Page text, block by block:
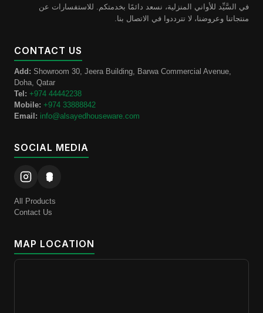
في السَّيِّد للأواني المنزلية، نسعد دائمًا بخدمتكم. للاستفسارات عن
منتجاتنا وعروضنا، لا تترددوا في الاتصال بنا.
CONTACT US
Add: Showroom 30, Jeera Building, Barwa Commercial Avenue,
Doha, Qatar
Tel: +974 44442238
Mobile: +974 33888842
Email: info@alsayedhouseware.com
SOCIAL MEDIA
All Products
Contact Us
MAP LOCATION